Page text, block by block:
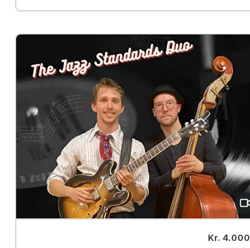
Kr. 4.000